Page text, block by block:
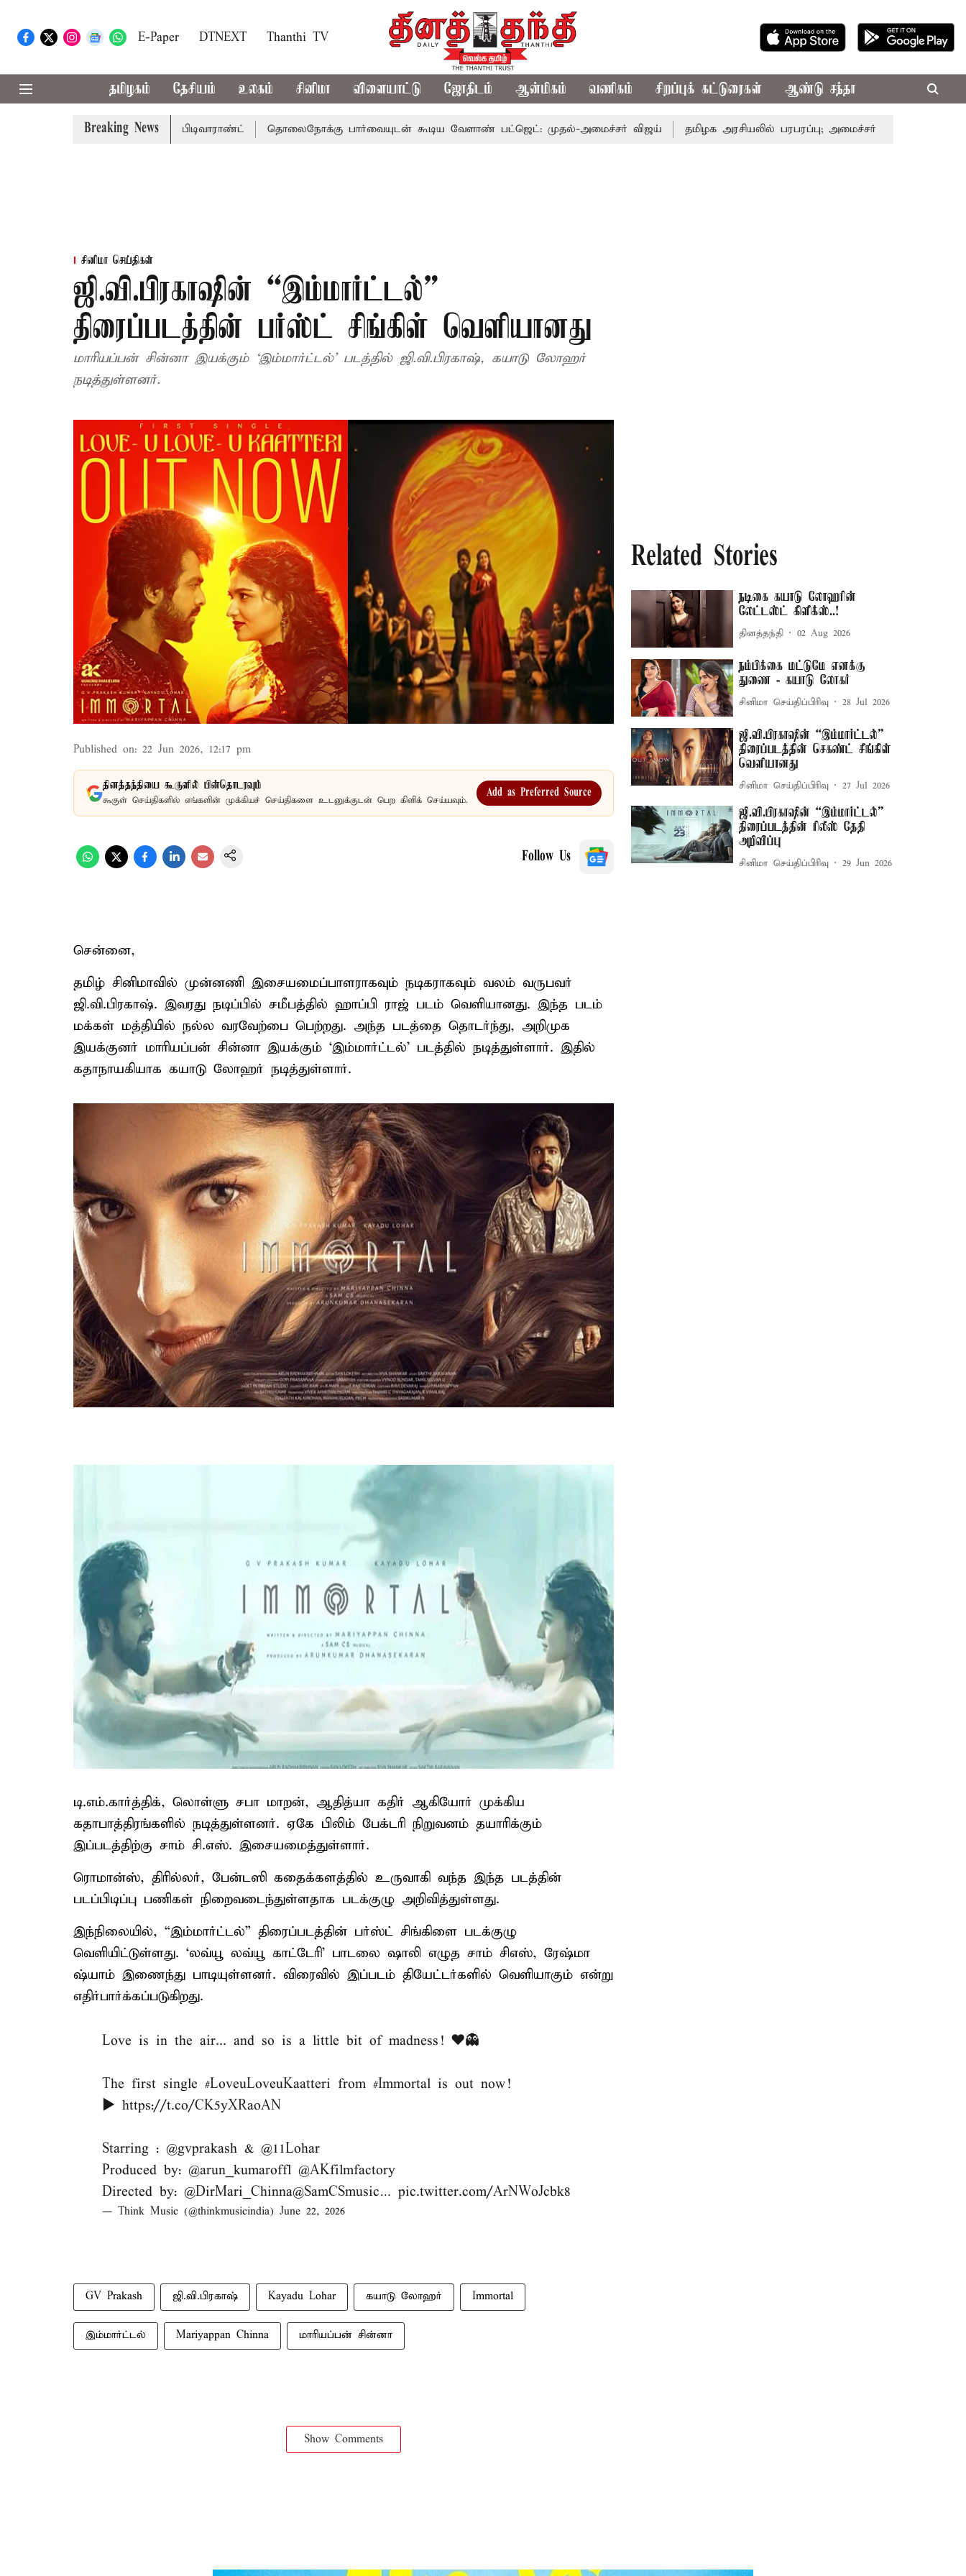
E-Paper DTNEXT Thanthi TV
தமிழகம் தேசியம் உலகம் சினிமா விளையாட்டு ஜோதிடம் ஆன்மிகம் வணிகம் சிறப்புக் கட்டுரைகள் ஆண்டு சந்தா
Breaking News
சென்னை நீதிமன்றம் பிடிவாராண்ட் தொலைநோக்கு பார்வையுடன் கூடிய வேளாண் பட்ஜெட்: முதல்-அமைச்சர் விஜய் தமிழக அரசியலில் பரபரப்பு; அமைச்சர் ஆனந்த் உடன் சி.வி.
சினிமா செய்திகள்
ஜி.வி.பிரகாஷின் “இம்மார்ட்டல்”
திரைப்படத்தின் பர்ஸ்ட் சிங்கிள் வெளியானது
மாரியப்பன் சின்னா இயக்கும் ‘இம்மார்ட்டல்’ படத்தில் ஜி.வி.பிரகாஷ், கயாடு லோஹர்
நடித்துள்ளனர்.
Published on: 22 Jun 2026, 12:17 pm
தினத்தந்தியை கூகுளில் பின்தொடரவும்
கூகுள் செய்திகளில் எங்களின் முக்கியச் செய்திகளை உடனுக்குடன் பெற கிளிக் செய்யவும்.
Add as Preferred Source
Follow Us
சென்னை,
தமிழ் சினிமாவில் முன்னணி இசையமைப்பாளராகவும் நடிகராகவும் வலம் வருபவர்
ஜி.வி.பிரகாஷ். இவரது நடிப்பில் சமீபத்தில் ஹாப்பி ராஜ் படம் வெளியானது. இந்த படம்
மக்கள் மத்தியில் நல்ல வரவேற்பை பெற்றது. அந்த படத்தை தொடர்ந்து, அறிமுக
இயக்குனர் மாரியப்பன் சின்னா இயக்கும் ‘இம்மார்ட்டல்’ படத்தில் நடித்துள்ளார். இதில்
கதாநாயகியாக கயாடு லோஹர் நடித்துள்ளார்.
டி.எம்.கார்த்திக், லொள்ளு சபா மாறன், ஆதித்யா கதிர் ஆகியோர் முக்கிய
கதாபாத்திரங்களில் நடித்துள்ளனர். ஏகே பிலிம் பேக்டரி நிறுவனம் தயாரிக்கும்
இப்படத்திற்கு சாம் சி.எஸ். இசையமைத்துள்ளார்.
ரொமான்ஸ், திரில்லர், பேன்டஸி கதைக்களத்தில் உருவாகி வந்த இந்த படத்தின்
படப்பிடிப்பு பணிகள் நிறைவடைந்துள்ளதாக படக்குழு அறிவித்துள்ளது.
இந்நிலையில், “இம்மார்ட்டல்” திரைப்படத்தின் பர்ஸ்ட் சிங்கிளை படக்குழு
வெளியிட்டுள்ளது. ‘லவ்யூ லவ்யூ காட்டேரி’ பாடலை ஷாலி எழுத சாம் சிஎஸ், ரேஷ்மா
ஷ்யாம் இணைந்து பாடியுள்ளனர். விரைவில் இப்படம் தியேட்டர்களில் வெளியாகும் என்று
எதிர்பார்க்கப்படுகிறது.
Love is in the air... and so is a little bit of madness! ❤️👻
The first single #LoveuLoveuKaatteri from #Immortal is out now!
▶️ https://t.co/CK5yXRaoAN
Starring : @gvprakash & @11Lohar
Produced by: @arun_kumaroffl @AKfilmfactory
Directed by: @DirMari_Chinna@SamCSmusic… pic.twitter.com/ArNWoJcbk8
— Think Music (@thinkmusicindia) June 22, 2026
GV Prakash ஜி.வி.பிரகாஷ் Kayadu Lohar கயாடு லோஹர் Immortal
இம்மார்ட்டல் Mariyappan Chinna மாரியப்பன் சின்னா
Show Comments
Related Stories
நடிகை கயாடு லோஹரின்
லேட்டஸ்ட் கிளிக்ஸ்..!
தினத்தந்தி 02 Aug 2026
நம்பிக்கை மட்டுமே எனக்கு
துணை - கயாடு லோகர்
சினிமா செய்திப்பிரிவு 28 Jul 2026
ஜி.வி.பிரகாஷின் “இம்மார்ட்டல்”
திரைப்படத்தின் செகண்ட் சிங்கிள்
வெளியானது
சினிமா செய்திப்பிரிவு 27 Jul 2026
ஜி.வி.பிரகாஷின் “இம்மார்ட்டல்”
திரைப்படத்தின் ரிலீஸ் தேதி
அறிவிப்பு
சினிமா செய்திப்பிரிவு 29 Jun 2026